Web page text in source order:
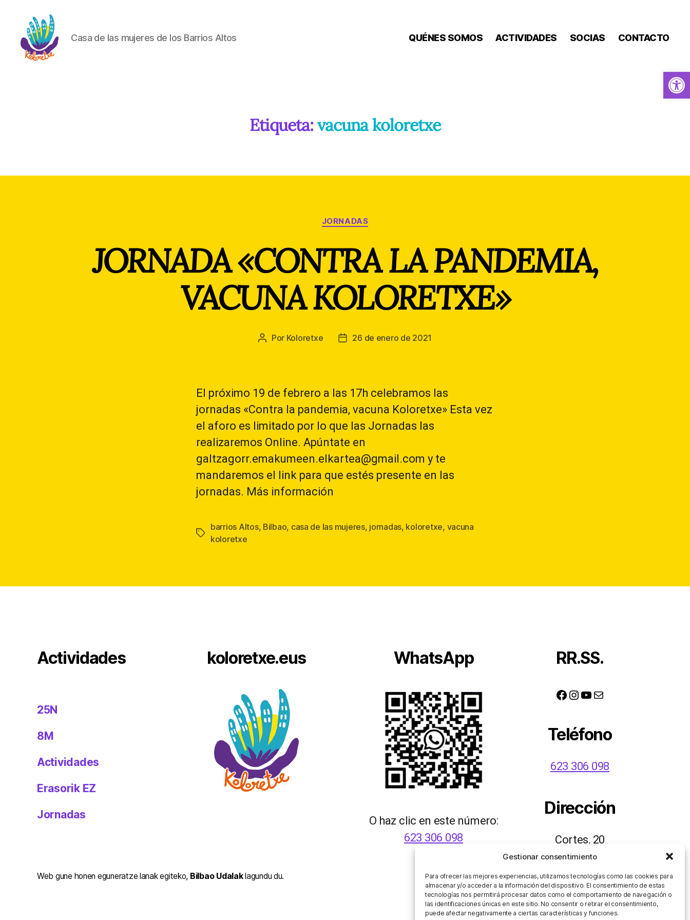
Abrir barra de herramientas
Gestionar consentimiento
Para ofrecer las mejores experiencias, utilizamos tecnologías como las cookies para
almacenar y/o acceder a la información del dispositivo. El consentimiento de estas
tecnologías nos permitirá procesar datos como el comportamiento de navegación o
las identificaciones únicas en este sitio. No consentir o retirar el consentimiento,
puede afectar negativamente a ciertas características y funciones.
Casa de las mujeres de los Barrios Altos QUÉNES SOMOS ACTIVIDADES SOCIAS CONTACTO
Etiqueta:vacuna koloretxe
Categorías
JORNADAS
JORNADA «CONTRA LA PANDEMIA,
VACUNA KOLORETXE»
Autor
Por Koloretxe
Fecha26 de enero de 2021
El próximo 19 de febrero a las 17h celebramos las
jornadas «Contra la pandemia, vacuna Koloretxe» Esta vez
el aforo es limitado por lo que las Jornadas las
realizaremos Online. Apúntate en
galtzagorr.emakumeen.elkartea@gmail.com y te
mandaremos el link para que estés presente en las
jornadas. Más información
Etiquetas
barrios Altos, Bilbao, casa de las mujeres, jornadas, koloretxe, vacuna
koloretxe
Actividades
25N
8M
Actividades
Erasorik EZ
Jornadas
koloretxe.eus
Web gune honen eguneratze lanak egiteko, Bilbao Udalaklagundu du.
WhatsApp
O haz clic en este número:
623 306 098
RR.SS.
Facebook
Instagram
YouTube
Correo electrónico
Teléfono
623 306 098
Dirección
Cortes, 20
48003 Bilbao